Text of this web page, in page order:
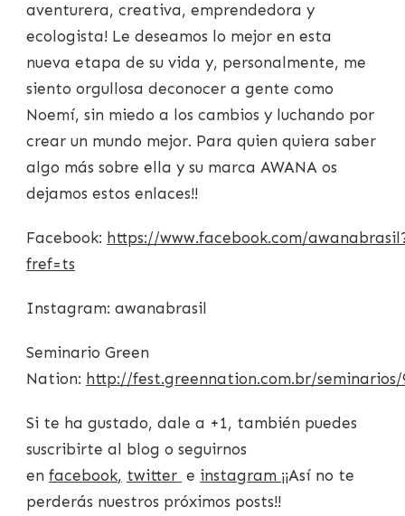
aventurera, creativa, emprendedora y
ecologista! Le deseamos lo mejor en esta
nueva etapa de su vida y, personalmente, me
siento orgullosa deconocer a gente como
Noemí, sin miedo a los cambios y luchando por
crear un mundo mejor. Para quien quiera saber
algo más sobre ella y su marca AWANA os
dejamos estos enlaces!!
Facebook: https://www.facebook.com/
fref=ts
Instagram: awanabrasil
Seminario Green
Nation: http://fest.greennation.com.br/seminarios/
Si te ha gustado, dale a +1, también puedes
suscribirte al blog o seguirnos
en facebook, twitter e instagram ¡¡Así no te
perderás nuestros próximos posts!!